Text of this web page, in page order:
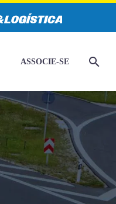
ASSOCIE-SE